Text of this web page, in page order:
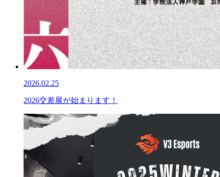
2026.02.25
2026交差展が始まります！